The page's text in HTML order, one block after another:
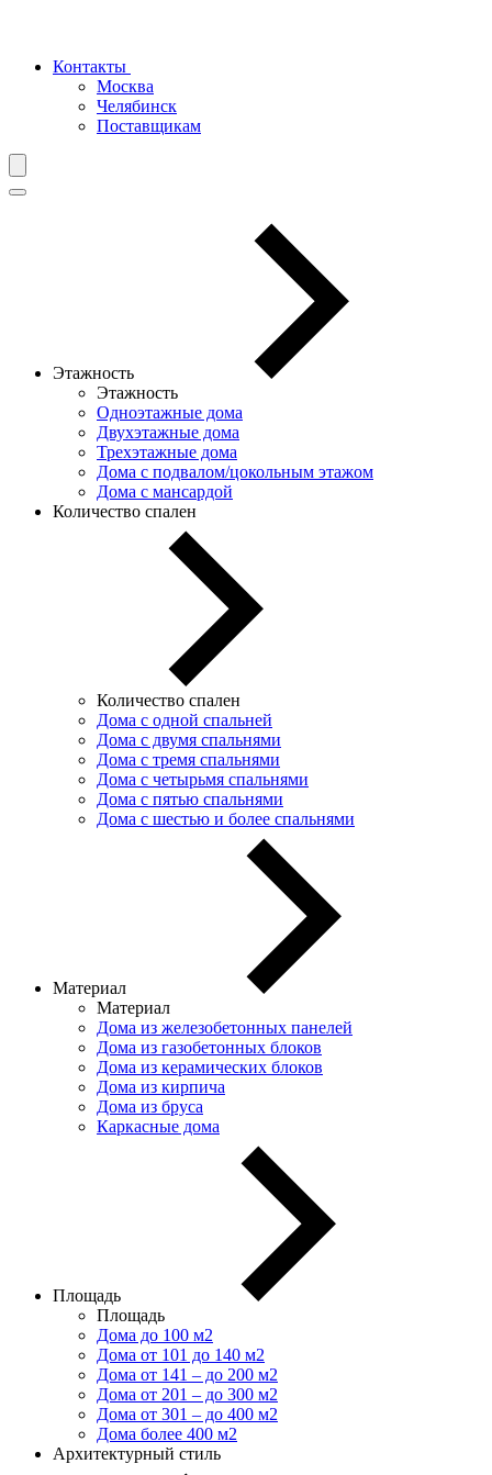
Контакты
Москва
Челябинск
Поставщикам
Этажность
Этажность
Одноэтажные дома
Двухэтажные дома
Трехэтажные дома
Дома с подвалом/цокольным этажом
Дома с мансардой
Количество спален
Количество спален
Дома с одной спальней
Дома с двумя спальнями
Дома с тремя спальнями
Дома с четырьмя спальнями
Дома с пятью спальнями
Дома с шестью и более спальнями
Материал
Материал
Дома из железобетонных панелей
Дома из газобетонных блоков
Дома из керамических блоков
Дома из кирпича
Дома из бруса
Каркасные дома
Площадь
Площадь
Дома до 100 м2
Дома от 101 до 140 м2
Дома от 141 – до 200 м2
Дома от 201 – до 300 м2
Дома от 301 – до 400 м2
Дома более 400 м2
Архитектурный стиль